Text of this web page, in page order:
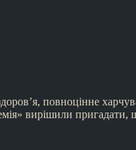
повноцінне
вирішили